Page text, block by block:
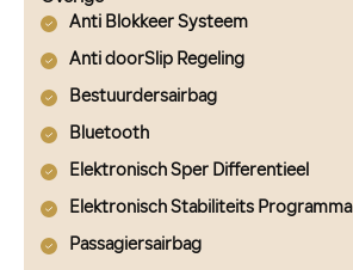
Anti Blokkeer Systeem
Anti doorSlip Regeling
Bestuurdersairbag
Bluetooth
Elektronisch Sper Differentieel
Elektronisch Stabiliteits Programma
Passagiersairbag